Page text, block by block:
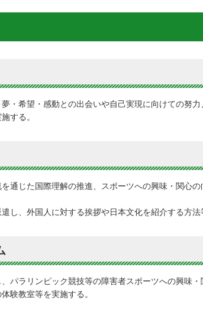
・希望・感動との出会いや自己実現に向けての努
する。
通じた国際理解の推進、スポーツへの興味・関心
し、外国人に対する挨拶や日本文化を紹介する方
パラリンピック競技等の障害者スポーツへの興味
験教室等を実施する。